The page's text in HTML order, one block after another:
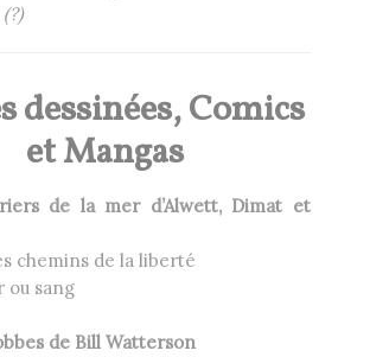
dessinées, Comics
et Mangas
de la mer d’Alwett, Dimat et
chemins de la liberté
ou sang
de Bill Watterson